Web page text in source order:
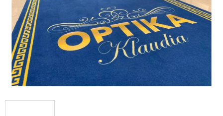
sobre
estrellas.